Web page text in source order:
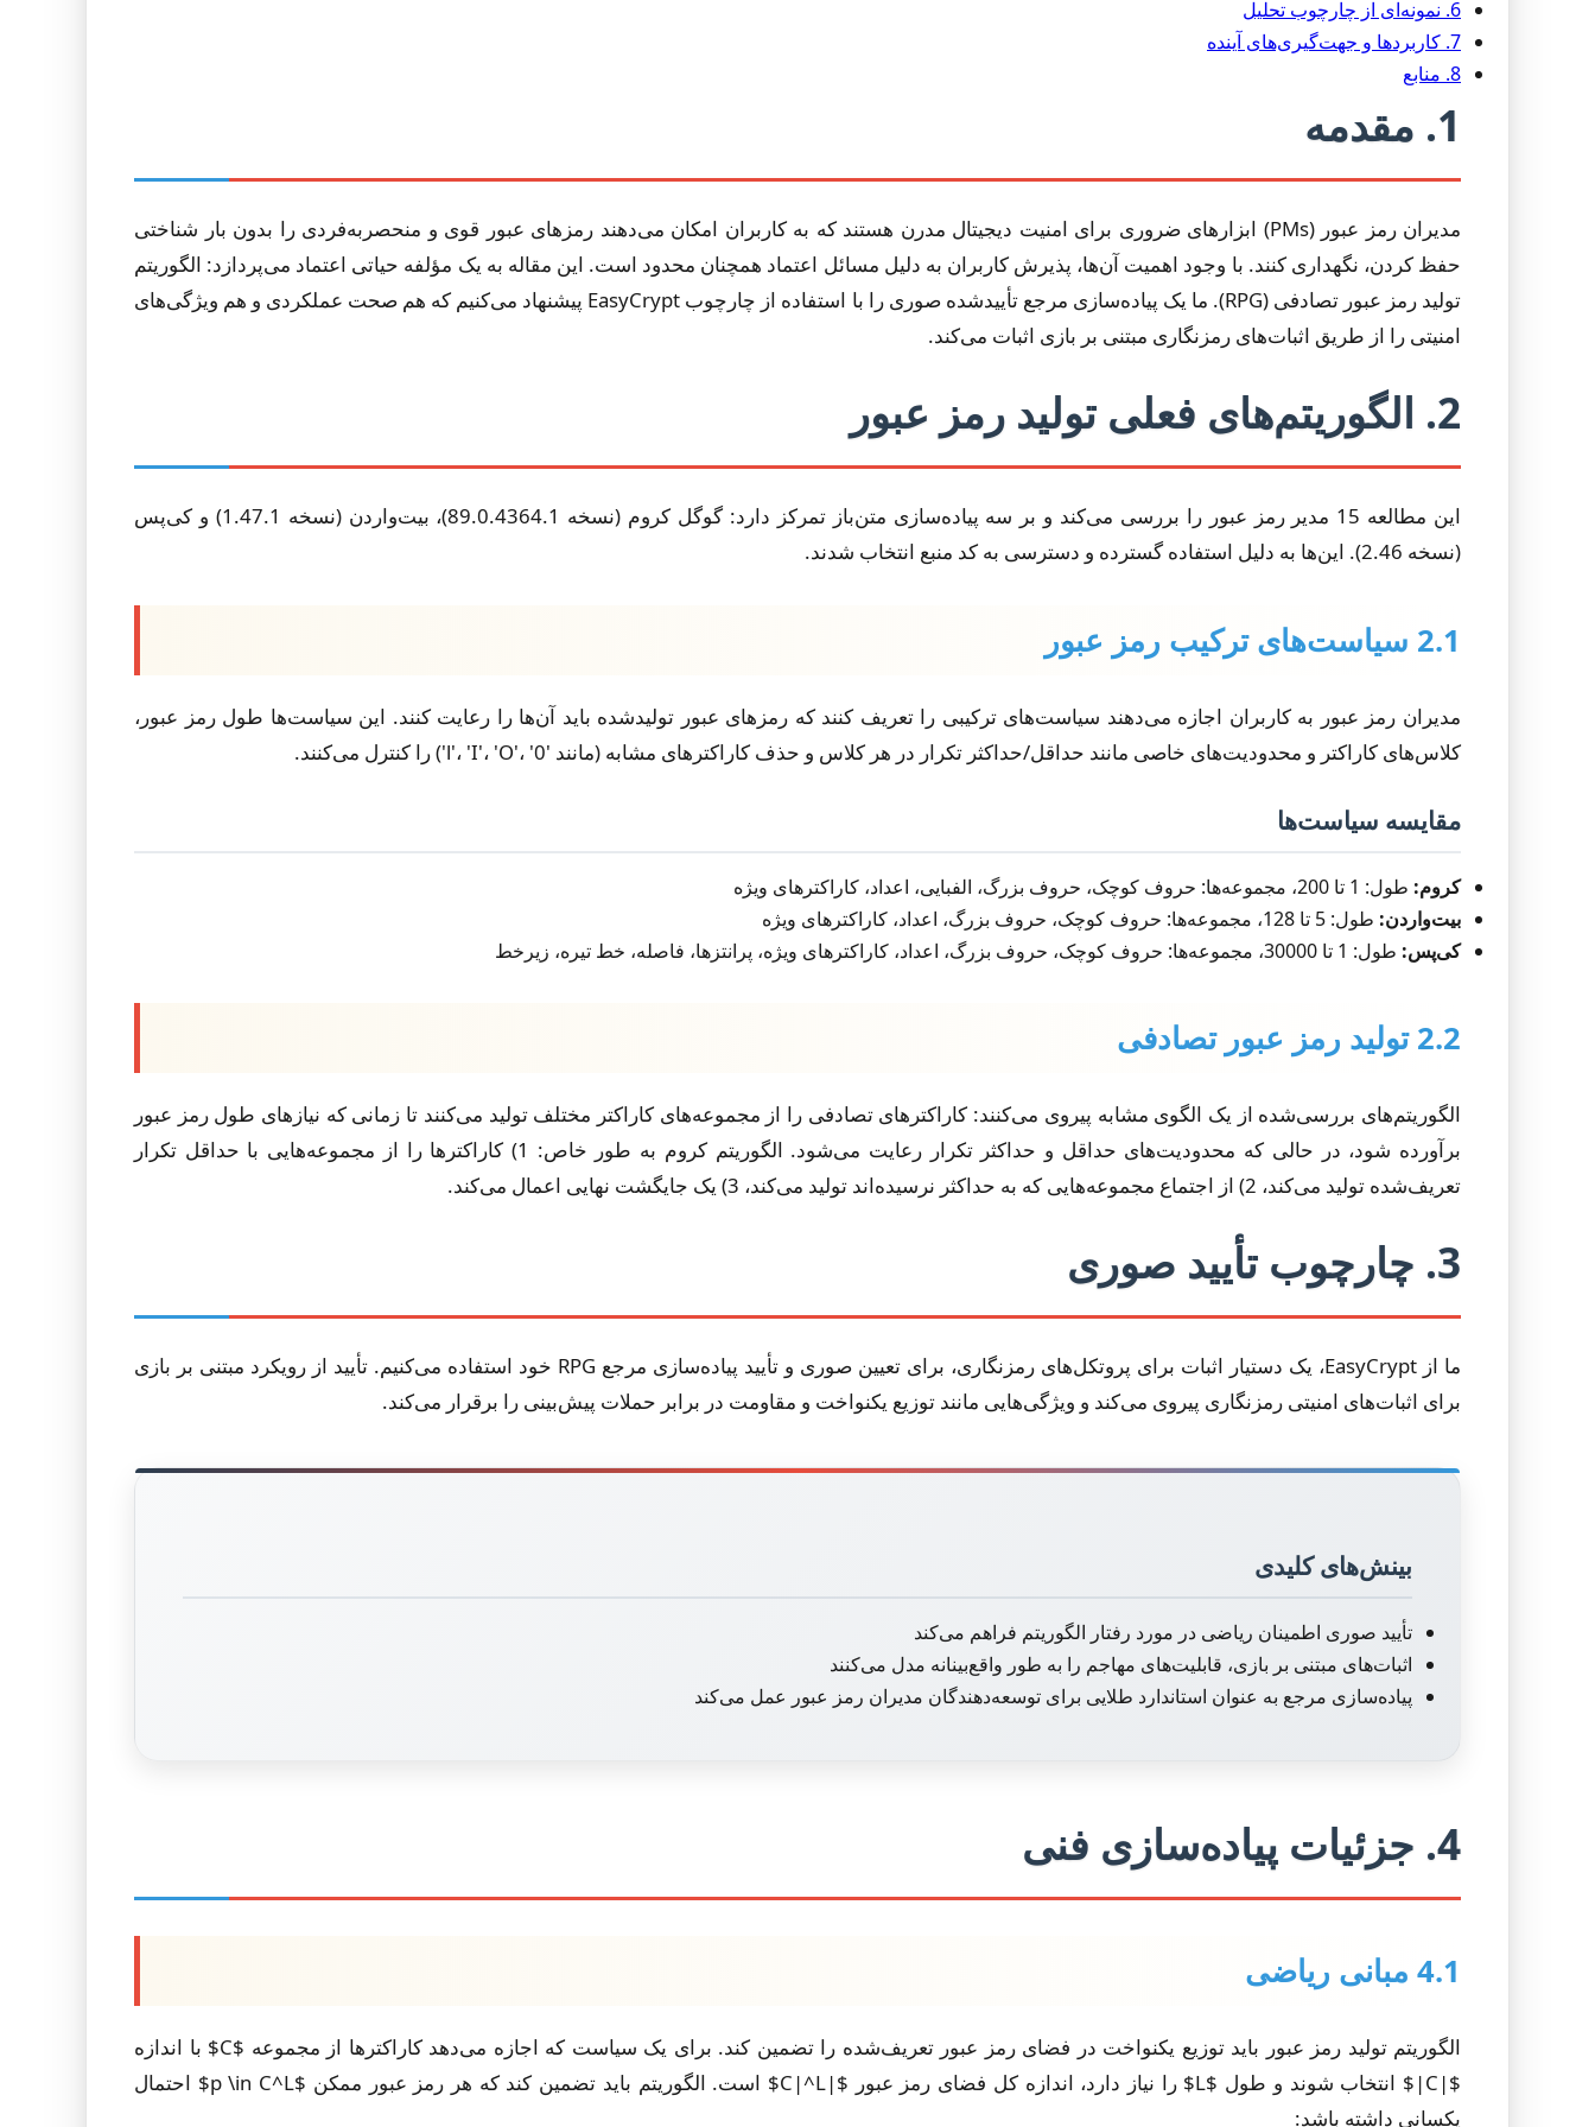
6. نمونه‌ای از چارچوب تحلیل
7. کاربردها و جهت‌گیری‌های آینده
8. منابع
1. مقدمه
مدیران رمز عبور (PMs) ابزارهای ضروری برای امنیت دیجیتال مدرن هستند که به کاربران امکان می‌دهند رمزهای عبور قوی و منحصربه‌فردی را بدون بار شناختی
حفظ کردن، نگهداری کنند. با وجود اهمیت آن‌ها، پذیرش کاربران به دلیل مسائل اعتماد همچنان محدود است. این مقاله به یک مؤلفه حیاتی اعتماد می‌پردازد: الگوریتم
تولید رمز عبور تصادفی (RPG). ما یک پیاده‌سازی مرجع تأییدشده صوری را با استفاده از چارچوب EasyCrypt پیشنهاد می‌کنیم که هم صحت عملکردی و هم ویژگی‌های
امنیتی را از طریق اثبات‌های رمزنگاری مبتنی بر بازی اثبات می‌کند.
2. الگوریتم‌های فعلی تولید رمز عبور
این مطالعه 15 مدیر رمز عبور را بررسی می‌کند و بر سه پیاده‌سازی متن‌باز تمرکز دارد: گوگل کروم (نسخه 89.0.4364.1)، بیت‌واردن (نسخه 1.47.1) و کی‌پس
(نسخه 2.46). این‌ها به دلیل استفاده گسترده و دسترسی به کد منبع انتخاب شدند.
2.1 سیاست‌های ترکیب رمز عبور
مدیران رمز عبور به کاربران اجازه می‌دهند سیاست‌های ترکیبی را تعریف کنند که رمزهای عبور تولیدشده باید آن‌ها را رعایت کنند. این سیاست‌ها طول رمز عبور،
کلاس‌های کاراکتر و محدودیت‌های خاصی مانند حداقل/حداکثر تکرار در هر کلاس و حذف کاراکترهای مشابه (مانند 'l'، 'I'، 'O'، '0') را کنترل می‌کنند.
مقایسه سیاست‌ها
کروم: طول: 1 تا 200، مجموعه‌ها: حروف کوچک، حروف بزرگ، الفبایی، اعداد، کاراکترهای ویژه
بیت‌واردن: طول: 5 تا 128، مجموعه‌ها: حروف کوچک، حروف بزرگ، اعداد، کاراکترهای ویژه
کی‌پس: طول: 1 تا 30000، مجموعه‌ها: حروف کوچک، حروف بزرگ، اعداد، کاراکترهای ویژه، پرانتزها، فاصله، خط تیره، زیرخط
2.2 تولید رمز عبور تصادفی
الگوریتم‌های بررسی‌شده از یک الگوی مشابه پیروی می‌کنند: کاراکترهای تصادفی را از مجموعه‌های کاراکتر مختلف تولید می‌کنند تا زمانی که نیازهای طول رمز عبور
برآورده شود، در حالی که محدودیت‌های حداقل و حداکثر تکرار رعایت می‌شود. الگوریتم کروم به طور خاص: 1) کاراکترها را از مجموعه‌هایی با حداقل تکرار
تعریف‌شده تولید می‌کند، 2) از اجتماع مجموعه‌هایی که به حداکثر نرسیده‌اند تولید می‌کند، 3) یک جایگشت نهایی اعمال می‌کند.
3. چارچوب تأیید صوری
ما از EasyCrypt، یک دستیار اثبات برای پروتکل‌های رمزنگاری، برای تعیین صوری و تأیید پیاده‌سازی مرجع RPG خود استفاده می‌کنیم. تأیید از رویکرد مبتنی بر بازی
برای اثبات‌های امنیتی رمزنگاری پیروی می‌کند و ویژگی‌هایی مانند توزیع یکنواخت و مقاومت در برابر حملات پیش‌بینی را برقرار می‌کند.
بینش‌های کلیدی
تأیید صوری اطمینان ریاضی در مورد رفتار الگوریتم فراهم می‌کند
اثبات‌های مبتنی بر بازی، قابلیت‌های مهاجم را به طور واقع‌بینانه مدل می‌کنند
پیاده‌سازی مرجع به عنوان استاندارد طلایی برای توسعه‌دهندگان مدیران رمز عبور عمل می‌کند
4. جزئیات پیاده‌سازی فنی
4.1 مبانی ریاضی
الگوریتم تولید رمز عبور باید توزیع یکنواخت در فضای رمز عبور تعریف‌شده را تضمین کند. برای یک سیاست که اجازه می‌دهد کاراکترها از مجموعه $C$ با اندازه
$|C|$ انتخاب شوند و طول $L$ را نیاز دارد، اندازه کل فضای رمز عبور $|C|^L$ است. الگوریتم باید تضمین کند که هر رمز عبور ممکن $p \in C^L$ احتمال
یکسانی داشته باشد: